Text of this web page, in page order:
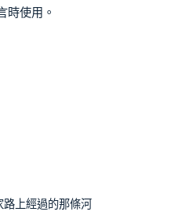
時使用。
路上經過的那條河